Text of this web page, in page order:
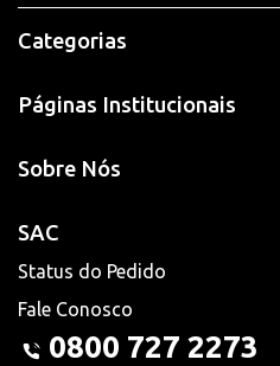
Categorias
Páginas Institucionais
Sobre Nós
SAC
Status do Pedido
Fale Conosco
0800 727 2273